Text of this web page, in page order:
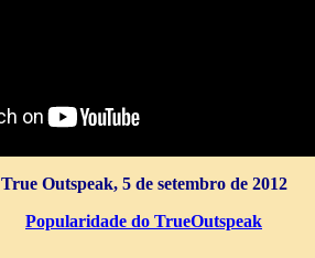
True Outspeak, 5 de setembro de 2012
Popularidade do TrueOutspeak